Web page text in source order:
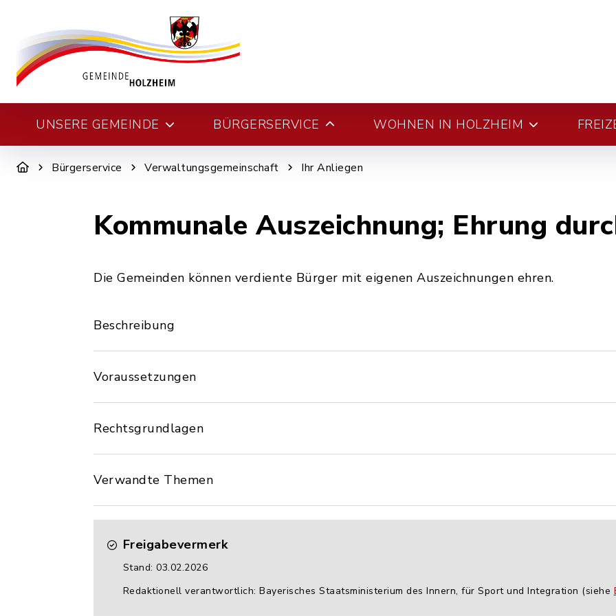
UNSERE GEMEINDE BÜRGERSERVICE WOHNEN IN HOLZHEIM
Bürgerservice Verwaltungsgemeinschaft Ihr Anliegen
Kommunale Auszeichnung; Ehrung
Die Gemeinden können verdiente Bürger mit eigenen Auszeichnungen ehren.
Beschreibung
Voraussetzungen
Rechtsgrundlagen
Verwandte Themen
Freigabevermerk
Stand: 03.02.2026
Redaktionell verantwortlich: Bayerisches Staatsministerium des Innern, für Sport und Integration (siehe